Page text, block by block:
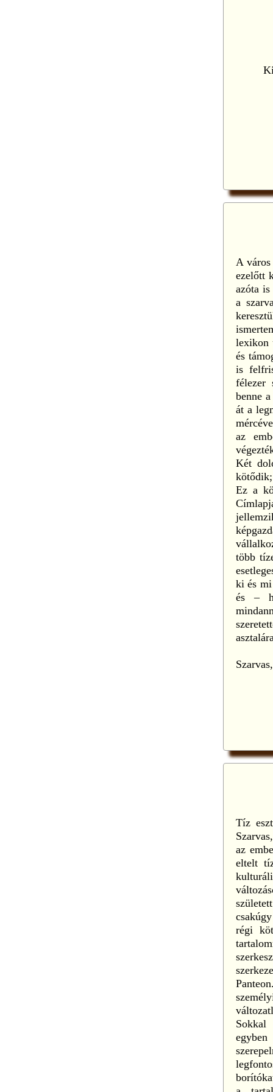
A
ezelőtt
azóta
a
lexikon
és
is
félezer
benne
át a
az
Két
Ez a
több
ki és
és –
Tíz
az
eltelt
régi
Sokkal